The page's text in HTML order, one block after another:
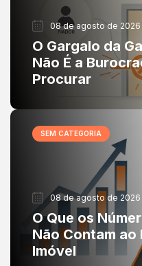
08 de agosto de 2026
O Gargalo da
Não É a
Procurar
SEM CATEGORIA
08 de agosto de 2026
O Que os
Não Contam
Imóvel